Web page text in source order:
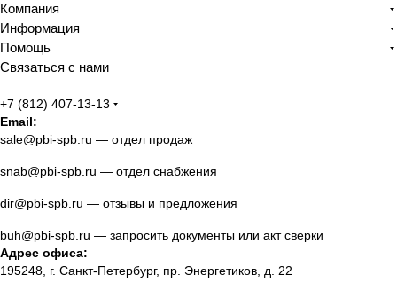
Компания
Информация
Помощь
Связаться с нами
+7 (812) 407-13-13
Email:
sale@pbi-spb.ru — отдел продаж
snab@pbi-spb.ru — отдел снабжения
dir@pbi-spb.ru — отзывы и предложения
buh@pbi-spb.ru — запросить документы или акт сверки
Адрес офиса:
195248, г. Санкт-Петербург, пр. Энергетиков, д. 22